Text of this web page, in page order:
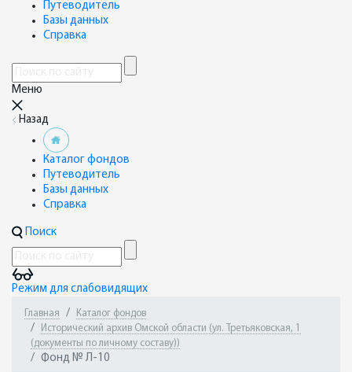
Путеводитель
Базы данных
Справка
Меню
Назад
Каталог фондов
Путеводитель
Базы данных
Справка
Поиск
Режим для слабовидящих
Главная
Каталог фондов
Исторический архив Омской области (ул. Третьяковская, 1
(документы по личному составу))
Фонд № Л-10